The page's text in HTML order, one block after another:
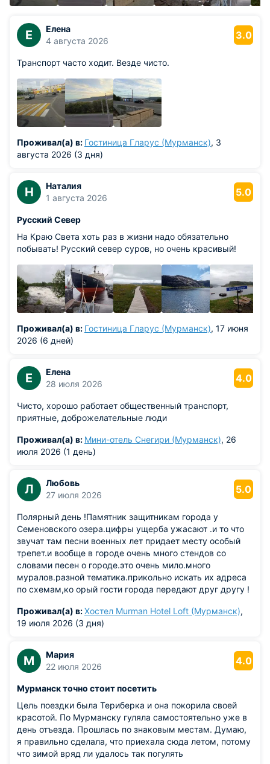
Е
Елена
4 августа 2026
3.0
Транспорт часто ходит. Везде чисто.
Проживал(а) в: Гостиница Гларус (Мурманск), 3
августа 2026 (3 дня)
Н
Наталия
1 августа 2026
5.0
Русский Север
На Краю Света хоть раз в жизни надо обязательно
побывать! Русский север суров, но очень красивый!
Проживал(а) в: Гостиница Гларус (Мурманск), 17 июня
2026 (6 дней)
Е
Елена
28 июля 2026
4.0
Чисто, хорошо работает общественный транспорт,
приятные, доброжелательные люди
Проживал(а) в: Мини-отель Снегири (Мурманск), 26
июля 2026 (1 день)
Л
Любовь
27 июля 2026
5.0
Полярный день !Памятник защитникам города у
Семеновского озера.цифры ущерба ужасают .и то что
звучат там песни военных лет придает месту особый
трепет.и вообще в городе очень много стендов со
словами песен о городе.это очень мило.много
муралов.разной тематика.прикольно искать их адреса
по схемам,ко орый гости города передают друг другу !
маяк с книгой памяти погибших подводников и
экипажей. .интересен музыкальный сквер с поляной
недалеко от него галерея фотографий парусников с
очень гостеприимной хозяйкой.Симпатичен
театральный сквер.и дама с собачкой и текст в
записной книжке ее.Очень ожидаем и значим памятник
Неожиданно для заполярного города много цветов
ярких красивых клумб.в горшках и кашпо
петуний.покоряют милотой стволы карельских берёз на
улицах города у Семеновского озера и за городом
.город очень зелёный.много высажено рябин целые
Проживал(а) в:Хостел Murman Hotel Loft (Мурманск),
19 июля 2026 (3 дня)
М
Мария
22 июля 2026
4.0
Мурманск точно стоит посетить
Цель поездки была Териберка и она покорила своей
красотой. По Мурманску гуляла самостоятельно уже в
день отъезда. Прошлась по знаковым местам. Думаю,
я правильно сделала, что приехала сюда летом, потому
что зимой вряд ли удалось так погулять